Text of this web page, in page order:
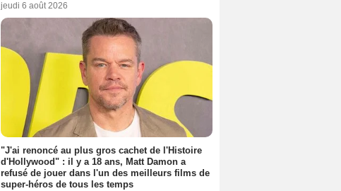
jeudi 6 août 2026
"J'ai renoncé au plus gros cachet de l'Histoire
d'Hollywood" : il y a 18 ans, Matt Damon a
refusé de jouer dans l'un des meilleurs films de
super-héros de tous les temps